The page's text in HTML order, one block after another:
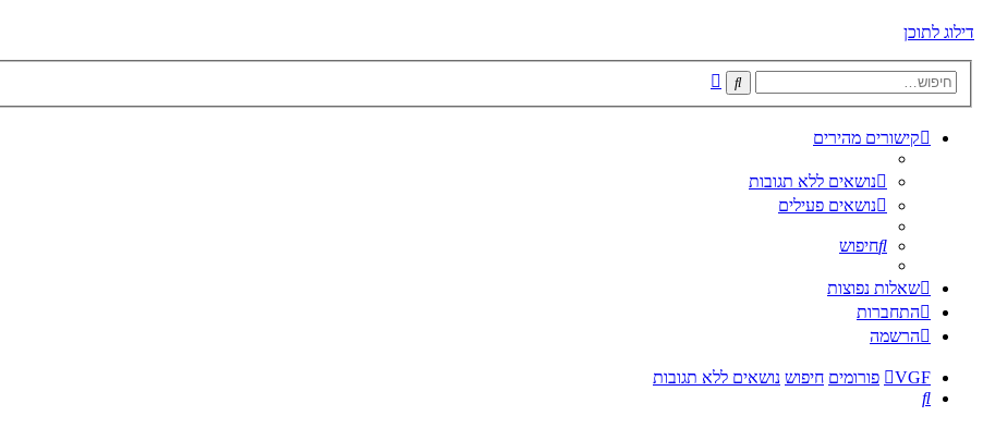
דילוג לתוכן
חיפוש
קישורים מהירים
נושאים ללא תגובות
נושאים פעילים
חיפוש
שאלות נפוצות
התחברות
הרשמה
VGF פורומים חיפוש נושאים ללא תגובות
חיפוש